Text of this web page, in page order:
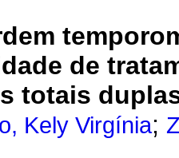
de
totais
Kely Virgínia;